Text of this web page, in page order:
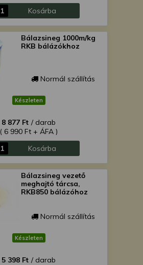
Kosárba
Bálazsineg 1000m/kg
RKB bálázókhoz
Normál szállítás
Készleten
8 877 Ft / darab
( 6 990 Ft + ÁFA )
Kosárba
Bálazsineg vezető
meghajtó tárcsa,
RKB850 bálázóhoz
Normál szállítás
Készleten
5 398 Ft / darab